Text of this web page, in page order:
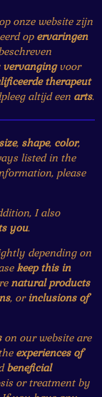
onze website zijn
op ervaringen
vervangingvoor
therapeut
altijd een arts.
size, shape, color,
listed in the
please
I also
you.
depending on
keep this in
natural products
, orinclusions of
on our website are
experiences of
beneficial
or treatment by